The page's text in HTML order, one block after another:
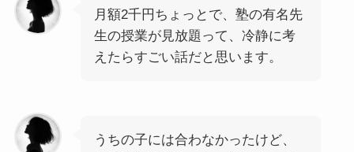
月額2千円ちょっとで、塾の有名先
生の授業が見放題って、冷静に考
えたらすごい話だと思います。
うちの子には合わなかったけど、